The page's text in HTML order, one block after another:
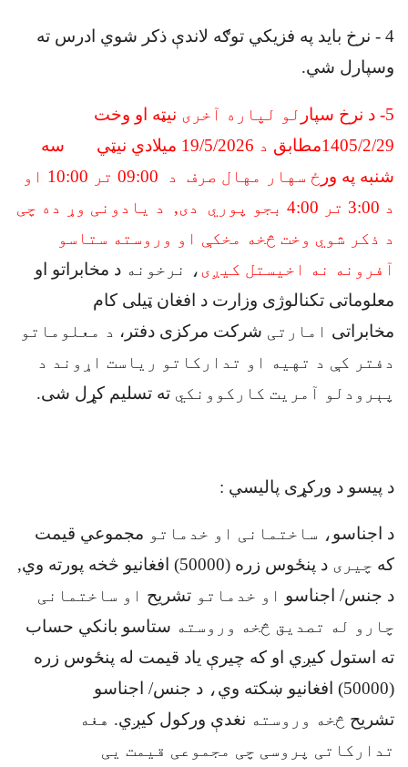
4
- نرخ باید په فزیکي توګه لاندې ذکر شوي ادرس ته
وسپارل شي.
5
- د نرخ سپار لو لپاره آخری نیټه او وخت
1405/2/29مطابق
د
/5/2026 میلادي نیټي سه
شنبه په ور ځ سهار مهال صرف د 09:00
تر 10:00 او
د 3:00 تر 4:00 بجو پوري دی,
د یادونی وړ ده چی
د ذکر شوي وخت څخه مخکې او وروسته ستاسو
آفرونه نه اخیستل کیږی ، نرخونه د مخابراتو او
معلوماتی تکنالوژی وزارت د افغان ټیلی کام
مخابراتی امارتی شرکت مرکزی دفتر، د معلوماتو
دفتر کې د تهیه او تدارکاتو ریاست اړوند د
پېرودلو آمریت کارکوونکي ته تسلیم کړل شی.
د پیسو د ورکړی پالیسي :
د اجناسو، ساختمانی او خدماتو مجموعي قيمت
که چیری
د پنځوس زره (50000) افغانیو څخه پورته وي,
د جنس/ اجناسو او خدماتو تشریح او ساختمانی
چارو له تصدیق څخه وروسته ستاسو بانکي حساب
ته استول کيږي او که چيرې یاد قیمت له پنځوس زره
(50000) افغانیو ښکته وي
، د جنس/ اجناسو
تشریح څخه وروسته نغدې ورکول کيږي. هغه
تدارکاتی پروسی چی مجموعی قیمت یی